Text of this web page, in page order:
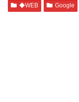
◆WEB Google